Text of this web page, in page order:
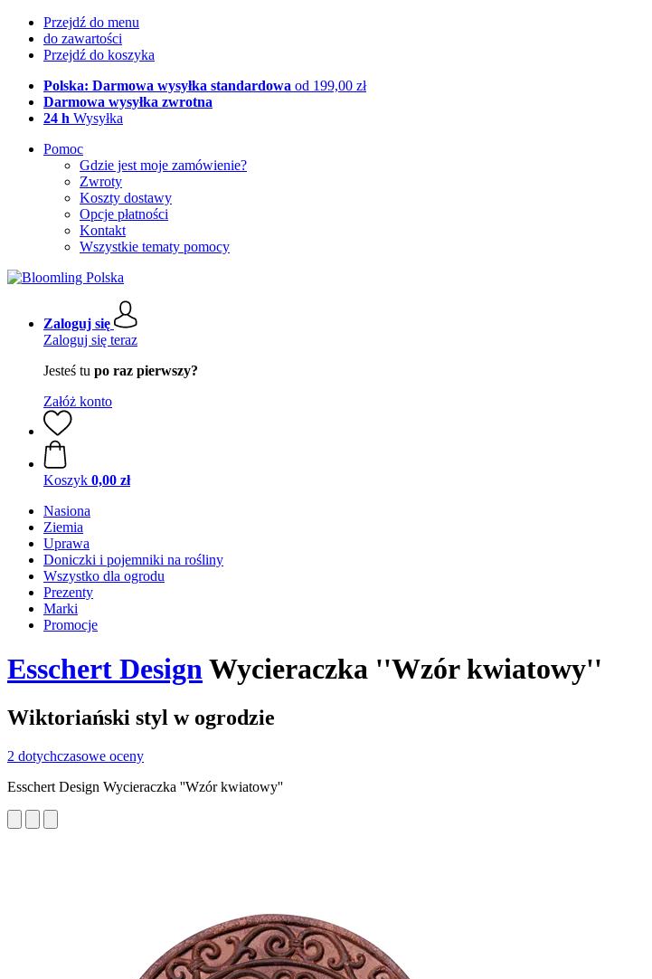
Przejdź do menu
do zawartości
Przejdź do koszyka
Polska: Darmowa wysyłka standardowa od 199,00 zł
Darmowa wysyłka zwrotna
24 h Wysyłka
Pomoc
Gdzie jest moje zamówienie?
Zwroty
Koszty dostawy
Opcje płatności
Kontakt
Wszystkie tematy pomocy
Zaloguj się
Zaloguj się teraz
Jesteś tu po raz pierwszy?
Załóż konto
Koszyk 0,00 zł
Nasiona
Ziemia
Uprawa
Doniczki i pojemniki na rośliny
Wszystko dla ogrodu
Prezenty
Marki
Promocje
Esschert DesignWycieraczka ''Wzór kwiatowy''
Wiktoriański styl w ogrodzie
2 dotychczasowe oceny
Esschert Design Wycieraczka ''Wzór kwiatowy''